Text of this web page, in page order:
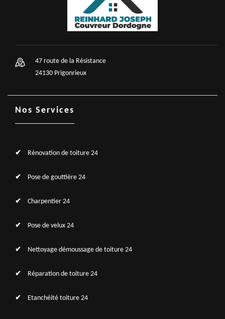
47 route de la Résistance
24130 Prigonrieux
Nos Services
Rénovation de toiture 24
Pose de gouttière 24
Charpentier 24
Pose de velux 24
Nettoyage démoussage de toiture 24
Réparation de toiture 24
Etanchéité toiture 24